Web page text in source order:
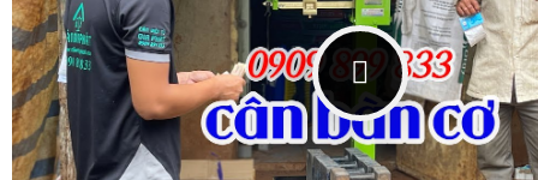
quầy hải sản, quầy trái cây trong siêu thị, cửa hàng thực
hàng cần hóa đơn chi tiết ngay tại điểm cân.